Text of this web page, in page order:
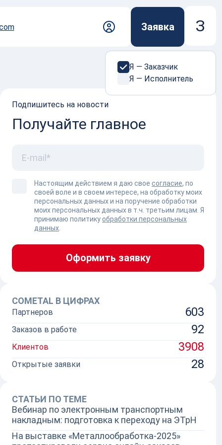
исполнителя среди проверенных
условия и сопроводит заказ на всех
предложения, до контроля
рисков.
заказ
ОРГАНИЗАЦИИ
Заявка З
Я — Заказчик
Я — Исполнитель
Подпишитесь на новости
Получайте главное
Настоящим действием я даю свое согласие, по
своей воле и в своем интересе, на обработку моих
персональных данных и на поручение обработки
моих персональных данных в т.ч. третьим лицам. Я
принимаю политикуобработки персональных
данных.
Оформить заявку
COMETAL В ЦИФРАХ
Партнеров 603
Заказов в работе 92
Клиентов 3908
Открытые заявки 28
СТАТЬИ ПО ТЕМЕ
Вебинар по электронным транспортным
накладным: подготовка к переходу на ЭТрН
На выставке «Металлообработка-2025»